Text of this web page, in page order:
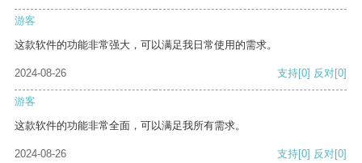
游客
这款软件的功能非常强大，可以满足我日常使用的需求。
2024-08-26 支持[0] 反对[0]
游客
这款软件的功能非常全面，可以满足我所有需求。
2024-08-26 支持[0] 反对[0]